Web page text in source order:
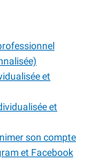
et
et
son compte
et Facebook